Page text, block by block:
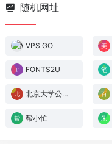
随机网址
VPS GO
FONTS2U
北京大学公开课
帮小忙